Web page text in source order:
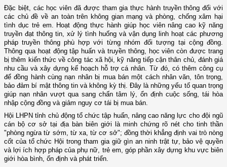
Đặc biệt, các học viên đã được tham gia thực hành truyền thông đối với
các chủ đề về an toàn trên không gian mạng và phòng, chống xâm hại
tình dục trẻ em. Hoạt động thực hành giúp học viên nâng cao kỹ năng
truyền đạt thông tin, xử lý tình huống và vận dụng linh hoạt các phương
pháp truyền thông phù hợp với từng nhóm đối tượng tại cộng đồng.
Thông qua hoạt động tập huấn và truyền thông, học viên còn được trang
bị thêm kiến thức về công tác xã hội, kỹ năng tiếp cận thân chủ, đánh giá
nhu cầu và xây dựng kế hoạch hỗ trợ cá nhân. Từ đó, có thêm công cụ
để đồng hành cùng nạn nhân bị mua bán một cách nhân văn, tôn trọng,
bảo đảm bí mật thông tin và không kỳ thị. Đây là những yếu tố quan trọng
giúp nạn nhân vượt qua sang chấn tâm lý, ổn định cuộc sống, tái hòa
nhập cộng đồng và giảm nguy cơ tái bị mua bán.
Hội LHPN tỉnh chủ động tổ chức tập huấn, nâng cao năng lực cho đội ngũ
cán bộ cơ sở tại địa bàn biên giới là minh chứng rõ nét cho tinh thần
"phòng ngừa từ sớm, từ xa, từ cơ sở"; đồng thời khẳng định vai trò nòng
cốt của tổ chức Hội trong tham gia giữ gìn an ninh trật tự, bảo vệ quyền
và lợi ích hợp pháp của phụ nữ, trẻ em, góp phần xây dựng khu vực biên
giới hòa bình, ổn định và phát triển.